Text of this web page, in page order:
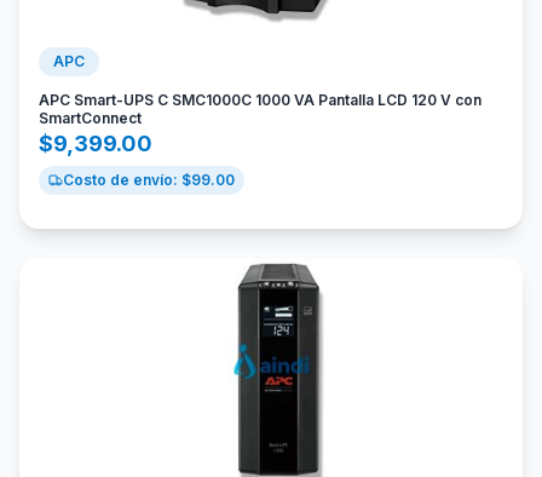
APC
APC Smart-UPS C SMC1000C 1000 VA Pantalla LCD 120 V con
SmartConnect
$9,399.00
Costo de envío: $99.00